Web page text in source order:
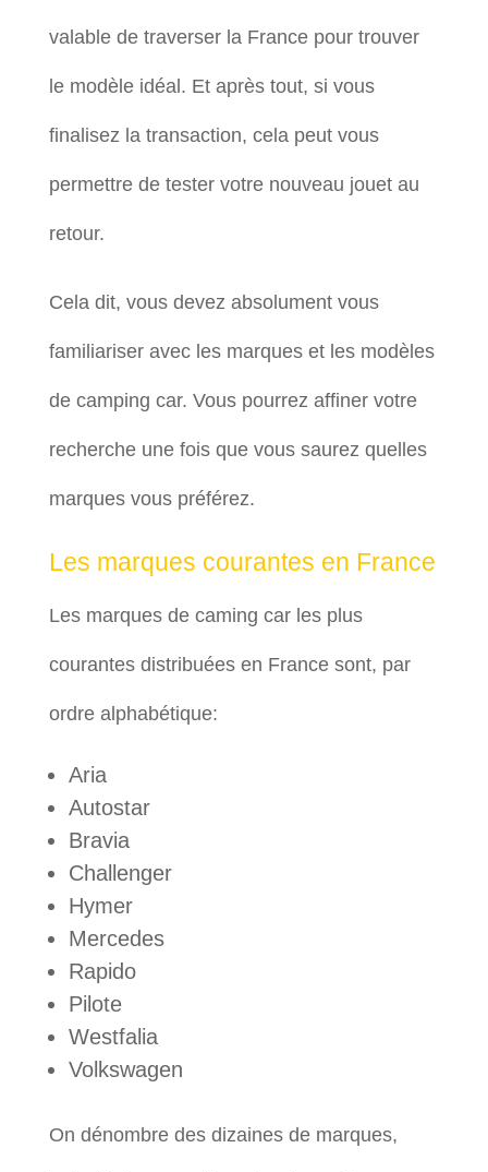
valable de traverser la France pour trouver
le modèle idéal. Et après tout, si vous
finalisez la transaction, cela peut vous
permettre de tester votre nouveau jouet au
retour.
Cela dit, vous devez absolument vous
familiariser avec les marques et les modèles
de camping car. Vous pourrez affiner votre
recherche une fois que vous saurez quelles
marques vous préférez.
Les marques courantes en France
Les marques de caming car les plus
courantes distribuées en France sont, par
ordre alphabétique:
Aria
Autostar
Bravia
Challenger
Hymer
Mercedes
Rapido
Pilote
Westfalia
Volkswagen
On dénombre des dizaines de marques,